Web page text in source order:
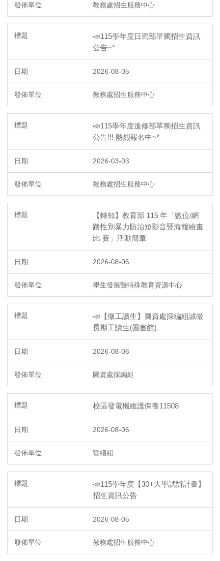
教務處招生服務中心
📣115學年度日間部單獨招生資訊
公告~*
2026-08-05
教務處招生服務中心
📣115學年度進修部單獨招生資訊
公告!!! 熱烈報名中~*
2026-03-03
教務處招生服務中心
【轉知】教育部 115 年「數位/網
路性別暴力防治短影音暨海報繪畫
比 賽」活動簡章
2026-08-06
學生發展暨特殊教育資源中心
📣【徵工讀生】圖資處採編組誠徵
長期工讀生(圖書館)
2026-08-06
圖資處採編組
校區發電機維護保養11508
2026-08-06
營繕組
📣115學年度【30+大學試辦計畫】
招生資訊公告
2026-08-05
教務處招生服務中心